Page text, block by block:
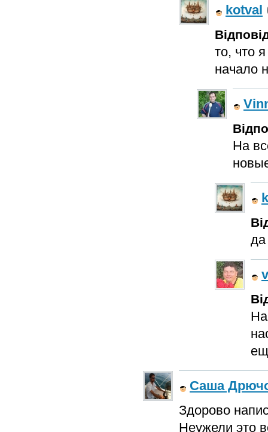
kotval
то, что
начало
На
да
Саша
Здорово
Неужели это